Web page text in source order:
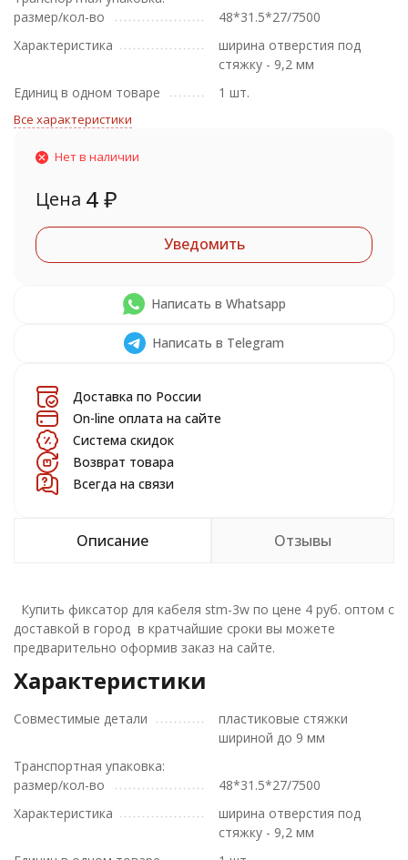
размер/кол-во
48*31.5*27/7500
Характеристика
ширина отверстия под
стяжку - 9,2 мм
Единиц в одном товаре
1 шт.
Все характеристики
Нет в наличии
Цена 4₽
Уведомить
Написать в Whatsapp
Написать в Telegram
Доставка по России
On-line оплата на сайте
Система скидок
Возврат товара
Всегда на связи
Описание Отзывы
Купить фиксатор для кабеля stm-3w по цене 4 руб. оптом с
доставкой в город в кратчайшие сроки вы можете
предварительно оформив заказ на сайте.
Характеристики
Совместимые детали
пластиковые стяжки
шириной до 9 мм
Транспортная упаковка:
размер/кол-во
48*31.5*27/7500
Характеристика
ширина отверстия под
стяжку - 9,2 мм